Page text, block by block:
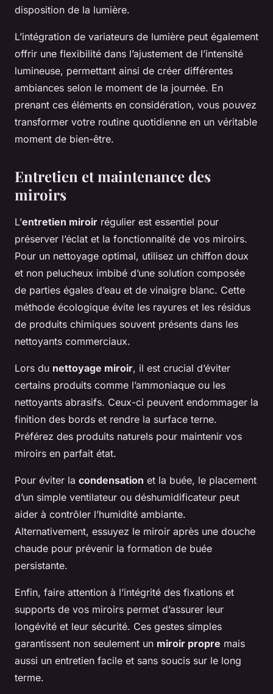
disposition de la lumière.
L’intégration de variateurs de lumière peut également
offrir une flexibilité dans l’ajustement de l’intensité
lumineuse, permettant ainsi de créer différentes
ambiances selon le moment de la journée. En
prenant ces éléments en considération, vous pouvez
transformer votre routine quotidienne en un véritable
moment de bien-être.
Entretien et maintenance des
miroirs
L’entretien miroir régulier est essentiel pour
préserver l’éclat et la fonctionnalité de vos miroirs.
Pour un nettoyage optimal, utilisez un chiffon doux
et non pelucheux imbibé d’une solution composée
de parties égales d’eau et de vinaigre blanc. Cette
méthode écologique évite les rayures et les résidus
de produits chimiques souvent présents dans les
nettoyants commerciaux.
Lors du nettoyage miroir, il est crucial d’éviter
certains produits comme l’ammoniaque ou les
nettoyants abrasifs. Ceux-ci peuvent endommager la
finition des bords et rendre la surface terne.
Préférez des produits naturels pour maintenir vos
miroirs en parfait état.
Pour éviter la condensation et la buée, le placement
d’un simple ventilateur ou déshumidificateur peut
aider à contrôler l’humidité ambiante.
Alternativement, essuyez le miroir après une douche
chaude pour prévenir la formation de buée
persistante.
Enfin, faire attention à l’intégrité des fixations et
supports de vos miroirs permet d’assurer leur
longévité et leur sécurité. Ces gestes simples
garantissent non seulement un miroir propre mais
aussi un entretien facile et sans soucis sur le long
terme.